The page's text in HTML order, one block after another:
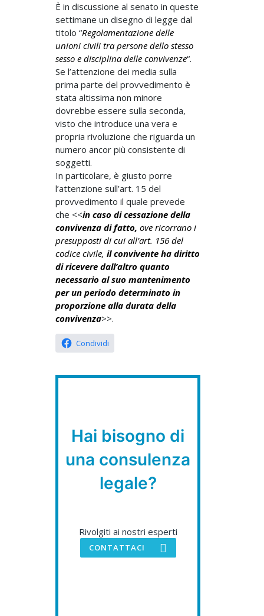
È in discussione al senato in queste
settimane un disegno di legge dal
titolo “Regolamentazione delle
unioni civili tra persone dello stesso
sesso e disciplina delle convivenze“.
Se l’attenzione dei media sulla
prima parte del provvedimento è
stata altissima non minore
dovrebbe essere sulla seconda,
visto che introduce una vera e
propria rivoluzione che riguarda un
numero ancor più consistente di
soggetti.
In particolare, è giusto porre
l’attenzione sull’art. 15 del
provvedimento il quale prevede
che <<in caso di cessazione della
convivenza di fatto, ove ricorrano i
presupposti di cui all’art. 156 del
codice civile, il convivente ha diritto
di ricevere dall’altro quanto
necessario al suo mantenimento
per un periodo determinato in
proporzione alla durata della
convivenza>>.
Condividi
Hai bisogno di
una consulenza
legale?
Rivolgiti ai nostri esperti
CONTATTACI